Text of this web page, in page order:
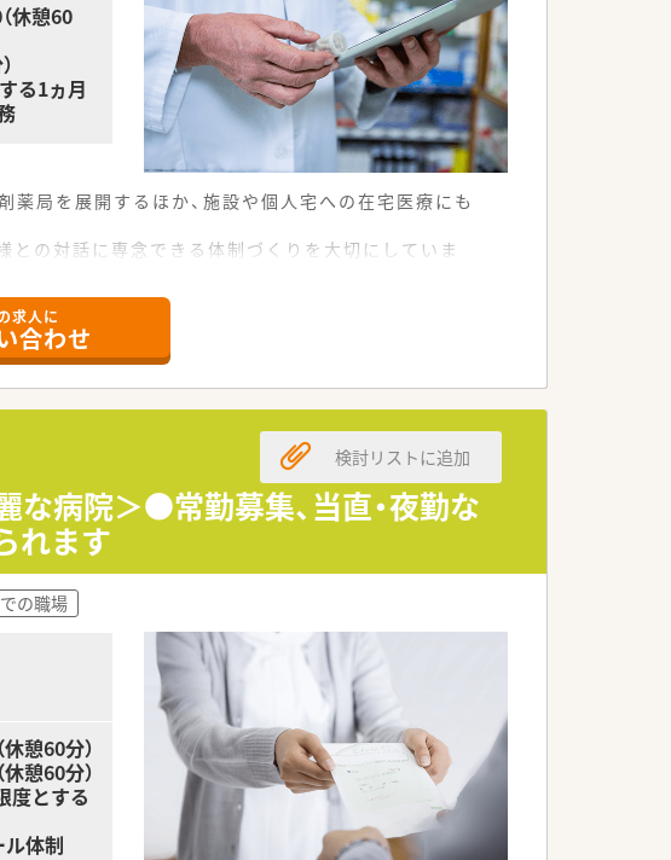
休憩60
る1ヵ月
局を展開するほか、施設や個人宅への在宅医療にも
の対話に専念できる体制づくりを大切にしていま
アフリー化や、プライバシーに配慮した間仕切り付
求人に
合わせ
な病院＞●常勤募集、当直・夜勤な
れます
検討リストに追加
の職場
憩60分）
憩60分）
度とする
体制